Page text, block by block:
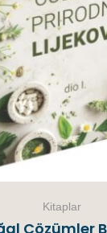
Kitaplar
Çözümler